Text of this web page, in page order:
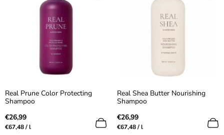
Real Prune Color Protecting
Shampoo
Regulärer
Preis
€26,99
Preis
€67,48/pro
l
Real Shea Butter Nourishing
Shampoo
Regulärer
Preis
€26,99
Preis
€67,48/pro
l